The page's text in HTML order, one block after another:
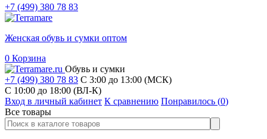
+7 (499) 380 78 83
Женская обувь и сумки оптом
0 Корзина
Обувь и сумки
+7 (499) 380 78 83 С 3:00 до 13:00 (МСК)
C 10:00 до 18:00 (ВЛ-К)
Вход в личный кабинет К сравнению Понравилось (0)
Все товары